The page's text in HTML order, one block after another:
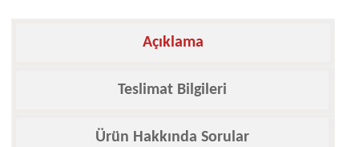
Açıklama
Teslimat Bilgileri
Ürün Hakkında Sorular